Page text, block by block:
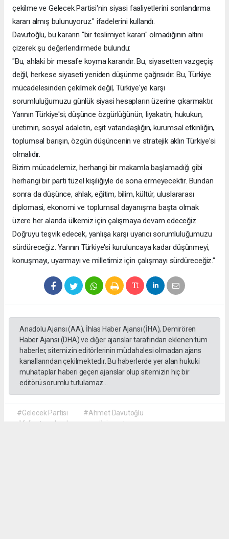
çekilme ve Gelecek Partisi'nin siyasi faaliyetlerini sonlandırma
kararı almış bulunuyoruz." ifadelerini kullandı.
Davutoğlu, bu kararın "bir teslimiyet kararı" olmadığının altını
çizerek şu değerlendirmede bulundu:
"Bu, ahlaki bir mesafe koyma kararıdır. Bu, siyasetten vazgeçiş
değil, herkese siyaseti yeniden düşünme çağrısıdır. Bu, Türkiye
mücadelesinden çekilmek değil, Türkiye'ye karşı
sorumluluğumuzu günlük siyasi hesapların üzerine çıkarmaktır.
Yarının Türkiye'si; düşünce özgürlüğünün, liyakatin, hukukun,
üretimin, sosyal adaletin, eşit vatandaşlığın, kurumsal etkinliğin,
toplumsal barışın, özgün düşüncenin ve stratejik aklın Türkiye'si
olmalıdır.
Bizim mücadelemiz, herhangi bir makamla başlamadığı gibi
herhangi bir parti tüzel kişiliğiyle de sona ermeyecektir. Bundan
sonra da düşünce, ahlak, eğitim, bilim, kültür, uluslararası
diplomasi, ekonomi ve toplumsal dayanışma başta olmak
üzere her alanda ülkemiz için çalışmaya devam edeceğiz.
Doğruyu teşvik edecek, yanlışa karşı uyarıcı sorumluluğumuzu
sürdüreceğiz. Yarının Türkiye'si kuruluncaya kadar düşünmeyi,
konuşmayı, uyarmayı ve milletimiz için çalışmayı sürdüreceğiz."
Anadolu Ajansı (AA), İhlas Haber Ajansı (İHA), Demirören
Haber Ajansı (DHA) ve diğer ajanslar tarafından eklenen tüm
haberler, sitemizin editörlerinin müdahalesi olmadan ajans
kanallarından çekilmektedir. Bu haberlerde yer alan hukuki
muhataplar haberi geçen ajanslar olup sitemizin hiç bir
editörü sorumlu tutulamaz...
#Gelecek Partisi
#Ahmet Davutoğlu
#faliyet sonlandırma
#siyaset